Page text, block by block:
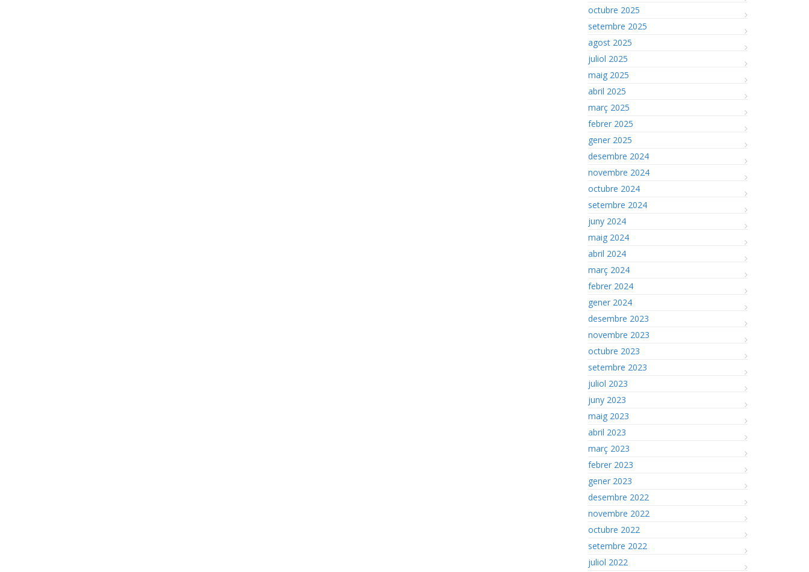
octubre 2025
setembre 2025
agost 2025
juliol 2025
maig 2025
abril 2025
març 2025
febrer 2025
gener 2025
desembre 2024
novembre 2024
octubre 2024
setembre 2024
juny 2024
maig 2024
abril 2024
març 2024
febrer 2024
gener 2024
desembre 2023
novembre 2023
octubre 2023
setembre 2023
juliol 2023
juny 2023
maig 2023
abril 2023
març 2023
febrer 2023
gener 2023
desembre 2022
novembre 2022
octubre 2022
setembre 2022
juliol 2022